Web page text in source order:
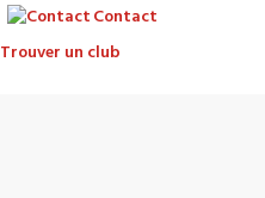
Contact
Trouver un club